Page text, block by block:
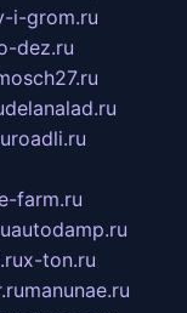
i-grom.ru
dez.ru
delanalad.ru
roadli.ru
farm.ru
autodamp.ru
x-ton.ru
manunae.ru